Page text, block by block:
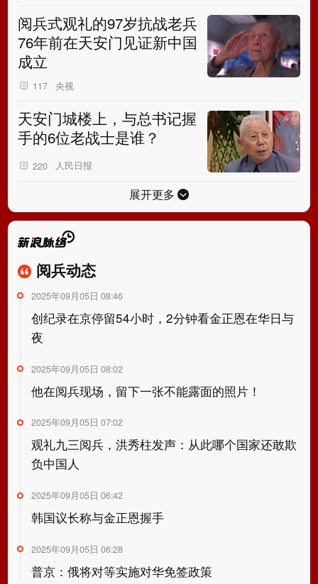
阅兵式观礼的97岁抗战老兵
76年前在天安门见证新中国
成立
117 央视
天安门城楼上，与总书记握
手的6位老战士是谁？
220 人民日报
展开更多
阅兵动态
阅兵动态
2025年09月05日 08:46
创纪录在京停留54小时，2分钟看金正恩在华日与
夜
2025年09月05日 08:02
他在阅兵现场，留下一张不能露面的照片！
2025年09月05日 07:02
观礼九三阅兵，洪秀柱发声：从此哪个国家还敢欺
负中国人
2025年09月05日 06:42
韩国议长称与金正恩握手
2025年09月05日 06:28
普京：俄将对等实施对华免签政策